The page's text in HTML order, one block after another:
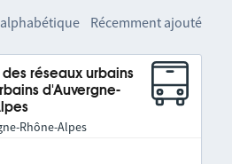
Récemment ajouté
réseaux urbains
d'Auvergne-
Rhône-Alpes